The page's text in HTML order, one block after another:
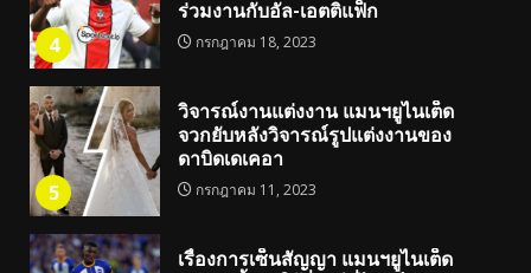
4
ร่วมงานกับอัล-เอตติแฟ็ก
กรกฎาคม 18, 2023
5
วิจารณ์งานแต่งงาน แมนฯยูไนเต็ด
จวกยับหลังวิจารณ์รูปแต่งงานของ
ดาบิดเดเคอา
กรกฎาคม 11, 2023
เรื่องการเซ็นสัญญา แมนฯยูไนเต็ด